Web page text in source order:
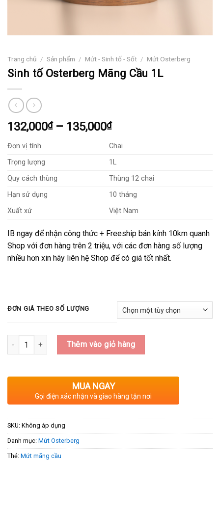
Trang chủ / Sản phẩm / Mứt - Sinh tố - Sốt / Mứt Osterberg
Sinh tố Osterberg Mãng Cầu 1L
132,000₫ – 135,000₫Khoảng
từ
132,000₫
đến
135,000₫
Đơn vị tính
Chai
Trọng lượng
1L
Quy cách thùng
Thùng 12 chai
Hạn sử dụng
10 tháng
Xuất xứ
Việt Nam
IB ngay để nhận công thức + Freeship bán kính 10km quanh
Shop với đơn hàng trên 2 triệu, với các đơn hàng số lượng
nhiều hơn xin hãy liên hệ Shop để có giá tốt nhất.
ĐƠN GIÁ THEO SỐ LƯỢNG
Số lượng Thêm vào giỏ hàng
MUA NGAY
Gọi điện xác nhận và giao hàng tận nơi
SKU: Không áp dụng
Danh mục: Mứt Osterberg
Thẻ: Mứt mãng cầu